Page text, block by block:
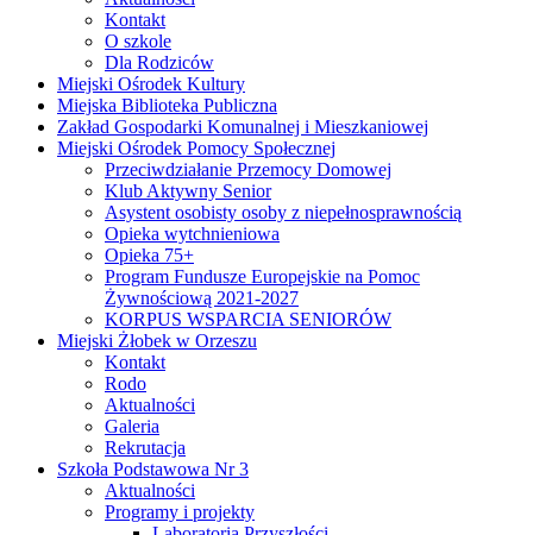
Kontakt
O szkole
Dla Rodziców
Miejski Ośrodek Kultury
Miejska Biblioteka Publiczna
Zakład Gospodarki Komunalnej i Mieszkaniowej
Miejski Ośrodek Pomocy Społecznej
Przeciwdziałanie Przemocy Domowej
Klub Aktywny Senior
Asystent osobisty osoby z niepełnosprawnością
Opieka wytchnieniowa
Opieka 75+
Program Fundusze Europejskie na Pomoc
Żywnościową 2021-2027
KORPUS WSPARCIA SENIORÓW
Miejski Żłobek w Orzeszu
Kontakt
Rodo
Aktualności
Galeria
Rekrutacja
Szkoła Podstawowa Nr 3
Aktualności
Programy i projekty